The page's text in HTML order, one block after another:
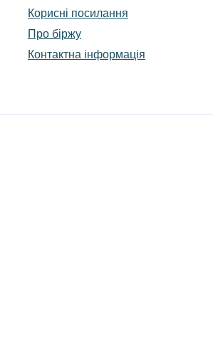
Корисні посилання
Про біржу
Контактна інформація